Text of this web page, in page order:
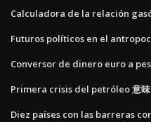
Calculadora de la relación
Futuros políticos en el
Conversor de dinero euro a
Primera crisis del petróleo 意味
Diez países con las barreras